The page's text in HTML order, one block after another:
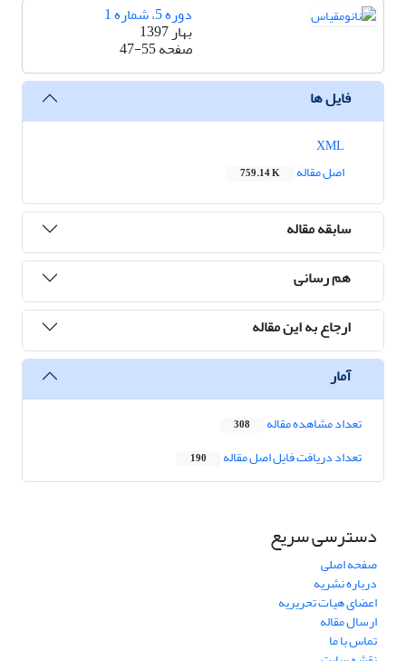
دوره 5، شماره 1
بهار 1397
صفحه47-55
فایل ها
اصل مقاله
759.14 K
سابقه مقاله
هم رسانی
ارجاع به این مقاله
آمار
تعداد مشاهده مقاله 308
تعداد دریافت فایل اصل مقاله 190
دسترسی سریع
صفحه اصلی
درباره نشریه
اعضای هیات تحریریه
ارسال مقاله
تماس با ما